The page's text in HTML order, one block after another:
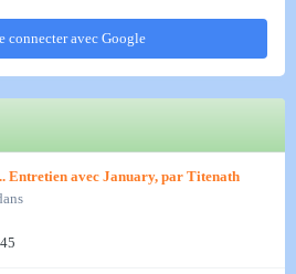
connecter avec Google
Entretien avec January, par Titenath
45